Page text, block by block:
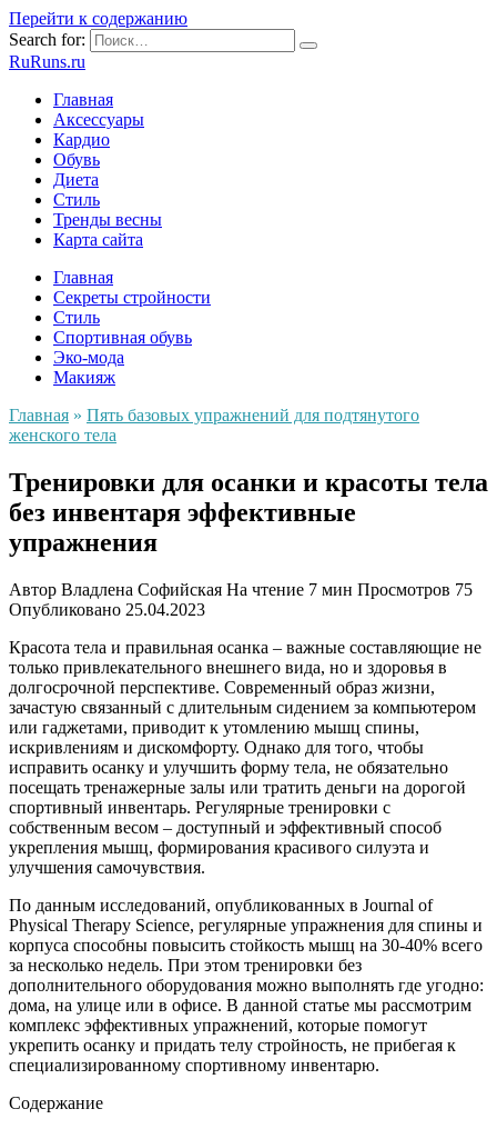
Перейти к содержанию
Search for:
RuRuns.ru
Главная
Аксессуары
Кардио
Обувь
Диета
Стиль
Тренды весны
Карта сайта
Главная
Секреты стройности
Стиль
Спортивная обувь
Эко-мода
Макияж
Главная » Пять базовых упражнений для подтянутого
женского тела
Тренировки для осанки и красоты тела
без инвентаря эффективные
упражнения
Автор Владлена Софийская На чтение 7 мин Просмотров 75
Опубликовано 25.04.2023
Красота тела и правильная осанка – важные составляющие не
только привлекательного внешнего вида, но и здоровья в
долгосрочной перспективе. Современный образ жизни,
зачастую связанный с длительным сидением за компьютером
или гаджетами, приводит к утомлению мышц спины,
искривлениям и дискомфорту. Однако для того, чтобы
исправить осанку и улучшить форму тела, не обязательно
посещать тренажерные залы или тратить деньги на дорогой
спортивный инвентарь. Регулярные тренировки с
собственным весом – доступный и эффективный способ
укрепления мышц, формирования красивого силуэта и
улучшения самочувствия.
По данным исследований, опубликованных в Journal of
Physical Therapy Science, регулярные упражнения для спины и
корпуса способны повысить стойкость мышц на 30-40% всего
за несколько недель. При этом тренировки без
дополнительного оборудования можно выполнять где угодно:
дома, на улице или в офисе. В данной статье мы рассмотрим
комплекс эффективных упражнений, которые помогут
укрепить осанку и придать телу стройность, не прибегая к
специализированному спортивному инвентарю.
Содержание